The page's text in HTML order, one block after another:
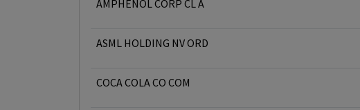
AMPHENOL CORP CL A
ASML HOLDING NV ORD
COCA COLA CO COM